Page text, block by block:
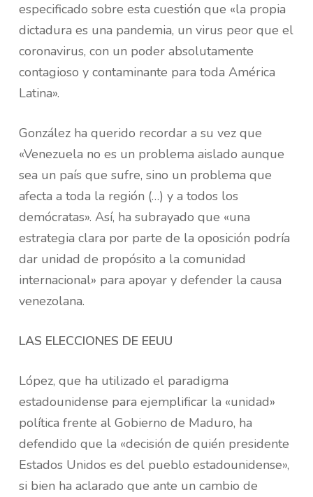
especificado sobre esta cuestión que «la propia
dictadura es una pandemia, un virus peor que el
coronavirus, con un poder absolutamente
contagioso y contaminante para toda América
Latina».
González ha querido recordar a su vez que
«Venezuela no es un problema aislado aunque
sea un país que sufre, sino un problema que
afecta a toda la región (…) y a todos los
demócratas». Así, ha subrayado que «una
estrategia clara por parte de la oposición podría
dar unidad de propósito a la comunidad
internacional» para apoyar y defender la causa
venezolana.
LAS ELECCIONES DE EEUU
López, que ha utilizado el paradigma
estadounidense para ejemplificar la «unidad»
política frente al Gobierno de Maduro, ha
defendido que la «decisión de quién presidente
Estados Unidos es del pueblo estadounidense»,
si bien ha aclarado que ante un cambio de